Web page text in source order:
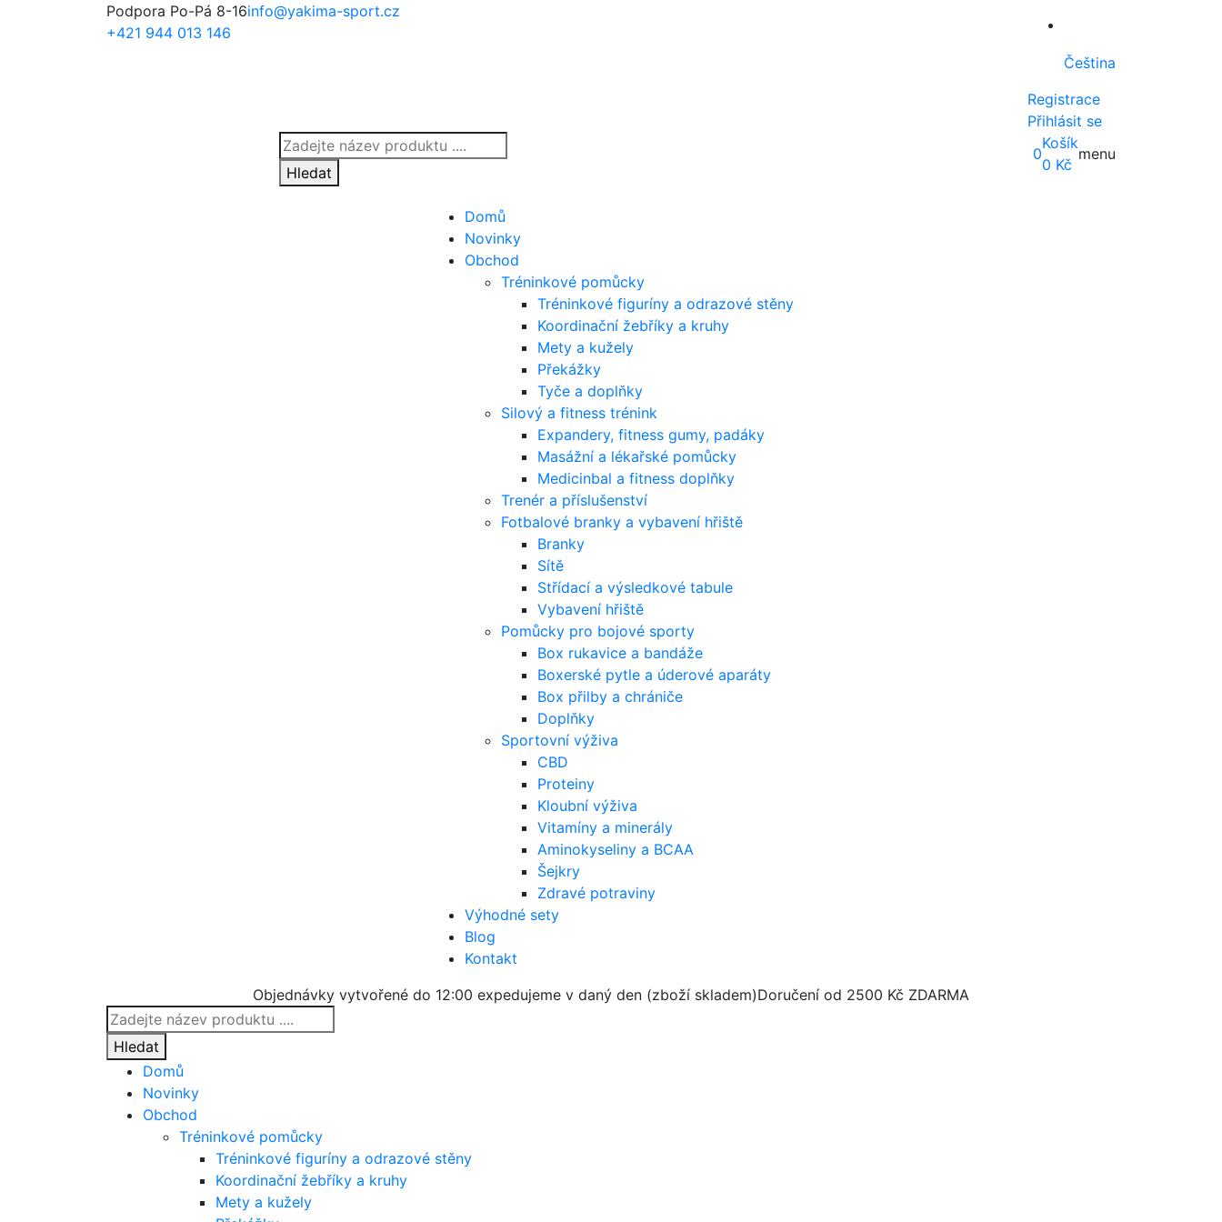
Podpora Po-Pá 8-16
+421 944 013 146
info@yakima-sport.cz
Čeština
Registrace
Přihlásit se
Products
search
Hledat
0
Košík
0 Kč
menu
Domů
Novinky
Obchod
Tréninkové pomůcky
Tréninkové figuríny a odrazové stěny
Koordinační žebříky a kruhy
Mety a kužely
Překážky
Tyče a doplňky
Silový a fitness trénink
Expandery, fitness gumy, padáky
Masážní a lékařské pomůcky
Medicinbal a fitness doplňky
Trenér a příslušenství
Fotbalové branky a vybavení hřiště
Branky
Sítě
Střídací a výsledkové tabule
Vybavení hřiště
Pomůcky pro bojové sporty
Box rukavice a bandáže
Boxerské pytle a úderové aparáty
Box přilby a chrániče
Doplňky
Sportovní výživa
CBD
Proteiny
Kloubní výživa
Vitamíny a minerály
Aminokyseliny a BCAA
Šejkry
Zdravé potraviny
Výhodné sety
Blog
Kontakt
Objednávky vytvořené do 12:00 expedujeme v daný den (zboží skladem)Doručení od 2500 Kč ZDARMA
Products
search
Hledat
Domů
Novinky
Obchod
Tréninkové pomůcky
Tréninkové figuríny a odrazové stěny
Koordinační žebříky a kruhy
Mety a kužely